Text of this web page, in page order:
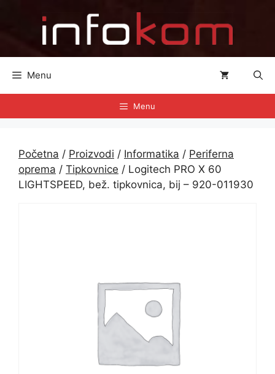
Menu
Menu
Početna / Proizvodi / Informatika / Periferna
oprema / Tipkovnice / Logitech PRO X 60
LIGHTSPEED, bež. tipkovnica, bij – 920-011930